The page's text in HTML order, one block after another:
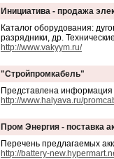
Инициатива - продажа
Каталог оборудования:
разрядники, др.
http://www.vakyym.ru/
"Стройпромкабель"
Представлена информация
http://www.halyava.ru/
Пром Энергия - поставка
Перечень предлагаемых
http://battery-